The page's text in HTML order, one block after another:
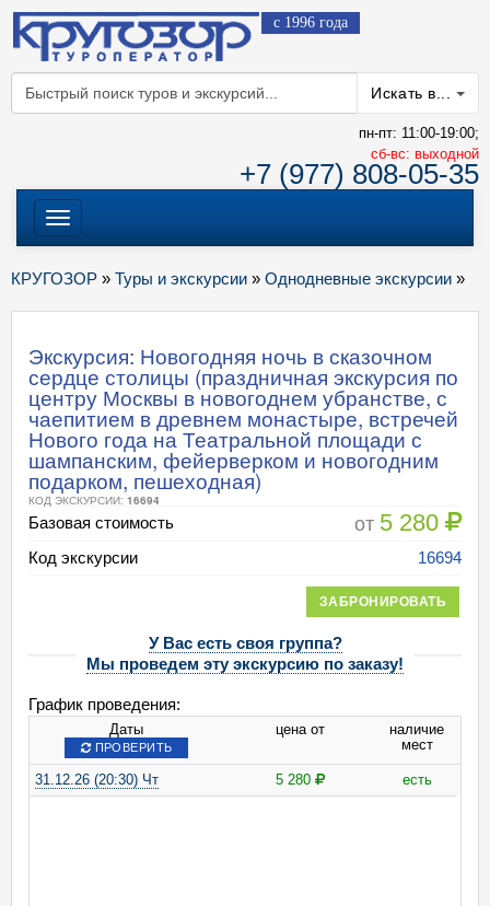
с 1996 года
Искать в...
пн-пт: 11:00-19:00;
cб-вс: выходной
+7 (977) 808-05-35
Меню
КРУГОЗОР » Туры и экскурсии » Однодневные экскурсии »
Экскурсия: Новогодняя ночь в сказочном
сердце столицы (праздничная экскурсия по
центру Москвы в новогоднем убранстве, с
чаепитием в древнем монастыре, встречей
Нового года на Театральной площади с
шампанским, фейерверком и новогодним
подарком, пешеходная)
КОД ЭКСКУРСИИ: 16694
Базовая стоимость от 5 280
Код экскурсии 16694
ЗАБРОНИРОВАТЬ
У Вас есть своя группа?
Мы проведем эту экскурсию по заказу!
График проведения:
Даты
ПРОВЕРИТЬ
цена от
наличие
мест
31.12.26 (20:30) Чт 5 280 есть